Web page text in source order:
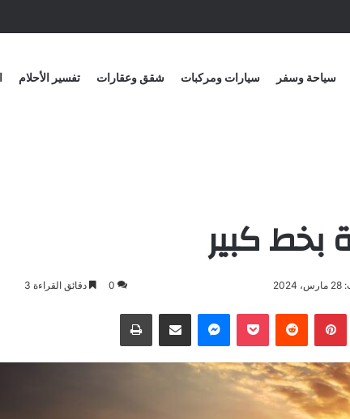
سياحة وسفر سيارات ومركبات شقق وعقارات تفسير الأحلام
بخط كبير
0 دقائق القراءة 3